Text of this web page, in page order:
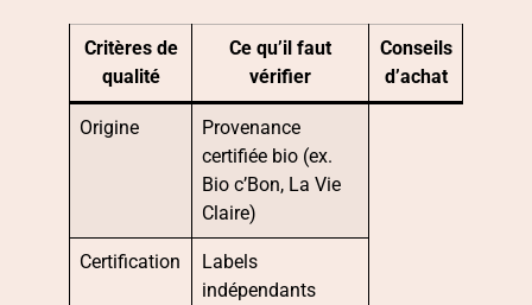
Critères de
qualité
Ce qu’il faut
vérifier
Conseils
d’achat
Origine
Provenance
certifiée bio (ex.
Bio c’Bon, La Vie
Claire)
Certification
Labels
indépendants